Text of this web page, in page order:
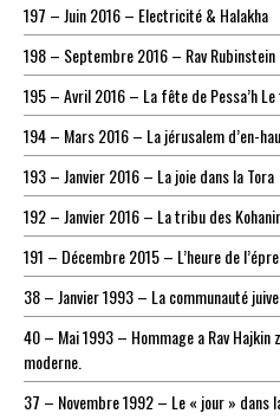
197 – Juin 2016 – Electricité & Halakha
198 – Septembre 2016 – Rav
195 – Avril 2016 – La fête de Pessa’h
194 – Mars 2016 – La jérusalem d’en-
193 – Janvier 2016 – La joie dans la Tora
192 – Janvier 2016 – La tribu des
191 – Décembre 2015 – L’heure de
38 – Janvier 1993 – La communauté
40 – Mai 1993 – Hommage a Rav Hajkin
moderne.
37 – Novembre 1992 – Le « jour » dans